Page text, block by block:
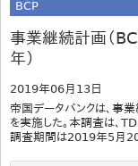
BCP
事業継続計画（
年）
2019年06月13日
帝国データバンクは、事
を実施した。本調査は、
調査期間は2019年5月